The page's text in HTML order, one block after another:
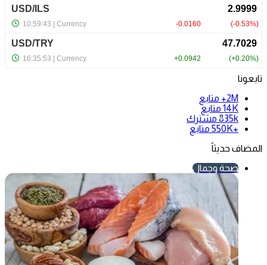
تابعونا
2M+
متابع
14K متابع
835k مشترك
+550K
متابع
المضاف حديثاً
صحة وجمال